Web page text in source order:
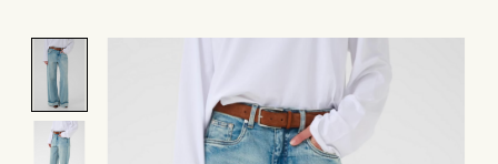
Product image slideshow Items